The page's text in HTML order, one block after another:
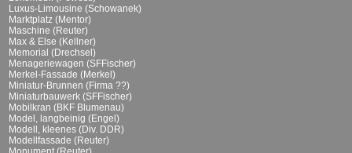
Luxus-Limousine (Schowanek)
Marktplatz (Mentor)
Maschine (Reuter)
Max & Else (Kellner)
Memorial (Drechsel)
Menageriewagen (SFFischer)
Merkel-Fassade (Merkel)
Miniatur-Brunnen (Firma ??)
Miniaturbauwerk (SFFischer)
Mobilkran (BKF Blumenau)
Model, langbeinig (Engel)
Modell, kleenes (Div. DDR)
Modellfassade (Reuter)